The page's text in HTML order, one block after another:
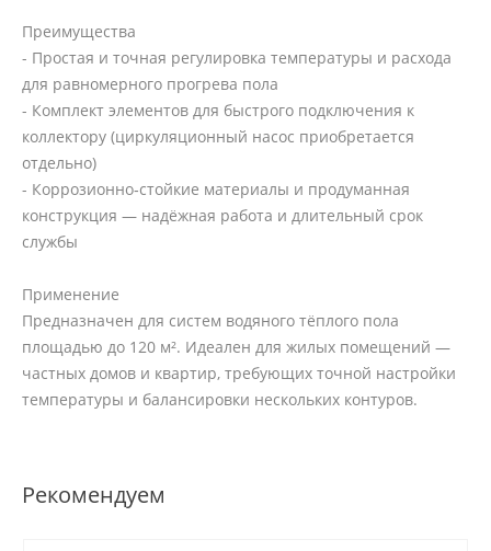
Преимущества
- Простая и точная регулировка температуры и расхода
для равномерного прогрева пола
- Комплект элементов для быстрого подключения к
коллектору (циркуляционный насос приобретается
отдельно)
- Коррозионно‑стойкие материалы и продуманная
конструкция — надёжная работа и длительный срок
службы
Применение
Предназначен для систем водяного тёплого пола
площадью до 120 м². Идеален для жилых помещений —
частных домов и квартир, требующих точной настройки
температуры и балансировки нескольких контуров.
Рекомендуем